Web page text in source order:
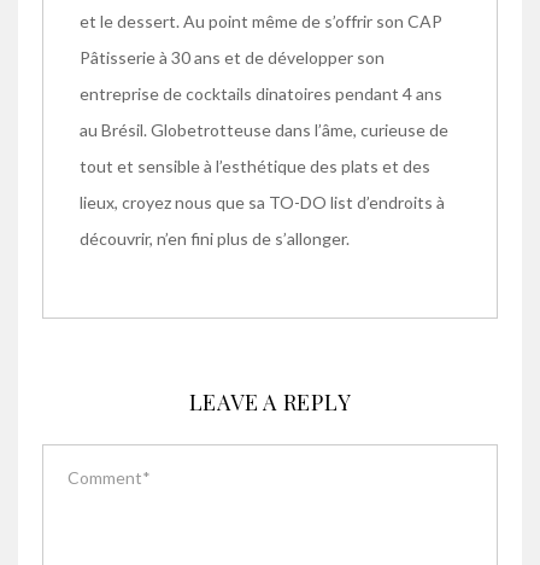
et le dessert. Au point même de s’offrir son CAP
Pâtisserie à 30 ans et de développer son
entreprise de cocktails dinatoires pendant 4 ans
au Brésil. Globetrotteuse dans l’âme, curieuse de
tout et sensible à l’esthétique des plats et des
lieux, croyez nous que sa TO-DO list d’endroits à
découvrir, n’en fini plus de s’allonger.
LEAVE A REPLY